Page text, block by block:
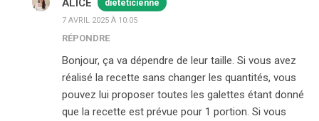
diététicienne
7 AVRIL 2025 À 10:05
RÉPONDRE
Bonjour, ça va dépendre de leur taille. Si vous avez
réalisé la recette sans changer les quantités, vous
pouvez lui proposer toutes les galettes étant donné
que la recette est prévue pour 1 portion. Si vous